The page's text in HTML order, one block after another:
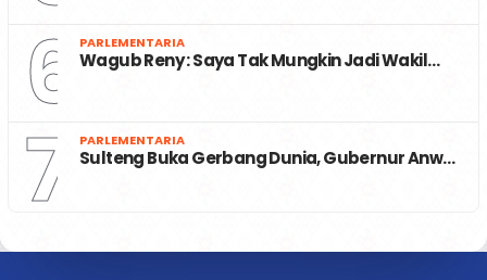
6 PARLEMENTARIA
Wagub Reny : Saya Tak Mungkin Jadi Wakil…
7 PARLEMENTARIA
Sulteng Buka Gerbang Dunia, Gubernur Anw…